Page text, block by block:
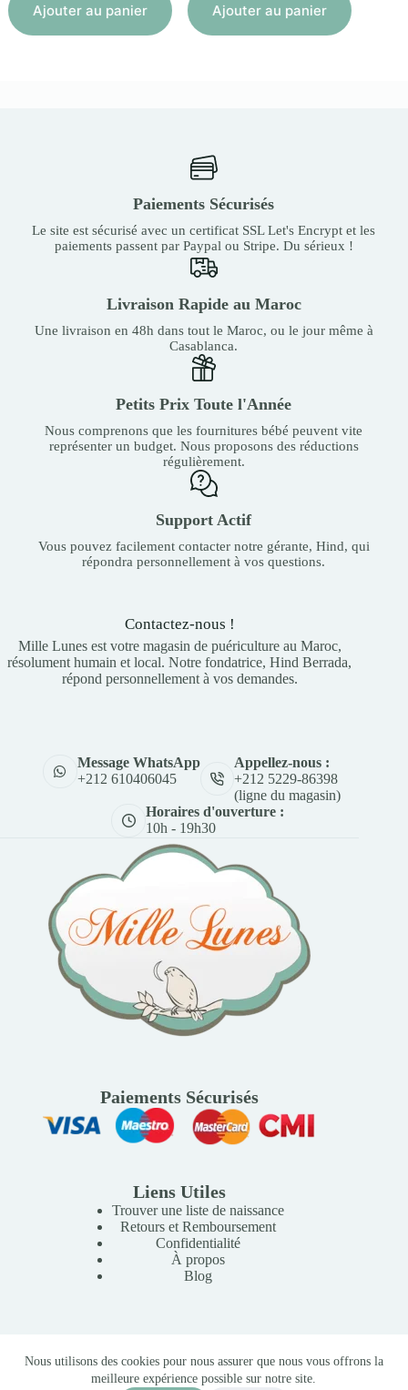
Nous utilisons des cookies pour nous assurer que nous vous offrons la
meilleure expérience possible sur notre site.
Ajouter au panier Ajouter au panier
Paiements Sécurisés
Le site est sécurisé avec un certificat SSL Let's Encrypt et les
paiements passent par Paypal ou Stripe. Du sérieux !
Livraison Rapide au Maroc
Une livraison en 48h dans tout le Maroc, ou le jour même à
Casablanca.
Petits Prix Toute l'Année
Nous comprenons que les fournitures bébé peuvent vite
représenter un budget. Nous proposons des réductions
régulièrement.
Support Actif
Vous pouvez facilement contacter notre gérante, Hind, qui
répondra personnellement à vos questions.
Contactez-nous !
Mille Lunes est votre magasin de puériculture au Maroc,
résolument humain et local. Notre fondatrice, Hind Berrada,
répond personnellement à vos demandes.
Message WhatsApp
+212 610406045
Appellez-nous :
+212 5229-86398
(ligne du magasin)
Horaires d'ouverture :
10h - 19h30
Paiements Sécurisés
Liens Utiles
Trouver une liste de naissance
Retours et Remboursement
Confidentialité
À propos
Blog
Copyright © 2026 Mille Lunes - Création du site :
Baptiste
-Conditions Générales de Vente